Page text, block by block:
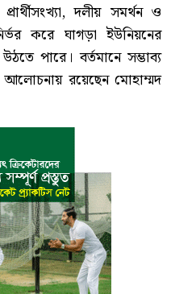
দলীয় সমর্থন ও
করে ঘাগড়া ইউনিয়নের
পারে। বর্তমানে সম্ভাব্য
আলোচনায় রয়েছেন মোহাম্মদ